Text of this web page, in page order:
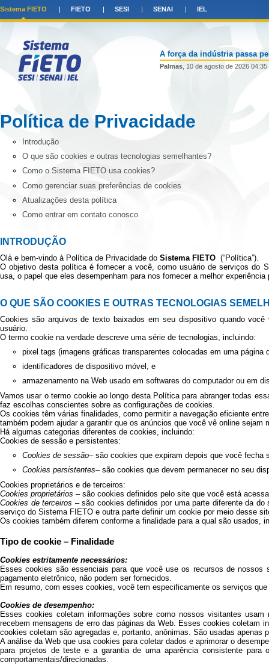
Sistema FIETO FIETO SESI SENAI IEL
A força da indústria passa
Palmas , 10 de agosto de 2026 04:35
Política de Privacidade
Introdução
O que são cookies e outras tecnologias semelhantes?
Como o Sistema FIETO usa cookies?
Como gerenciar suas preferências de cookies
Atualizações desta política
Como entrar em contato conosco
INTRODUÇÃO
Olá e bem-vindo à Política de Privacidade do Sistema FIETO (“Política”).
O objetivo desta política é fornecer a você, como usuário de serviços do
usa, o papel que eles desempenham para nos fornecer a melhor
O QUE SÃO COOKIES E OUTRAS TECNOLOGIAS
Cookies são arquivos de texto baixados em seu dispositivo quando
usuário.
O termo cookie na verdade descreve uma série de tecnologias, incluindo:
pixel tags (imagens gráficas transparentes colocadas em uma
identificadores de dispositivo móvel, e
armazenamento na Web usado em softwares do computador ou em
Vamos usar o termo cookie ao longo desta Política para abranger todas
faz escolhas conscientes sobre as configurações de cookies.
Os cookies têm várias finalidades, como permitir a navegação eficiente
também podem ajudar a garantir que os anúncios que você vê online
Há algumas categorias diferentes de cookies, incluindo:
Cookies de sessão e persistentes:
Cookies de sessão– são cookies que expiram depois que você fecha
Cookies persistentes– são cookies que devem permanecer no seu
Cookies proprietários e de terceiros:
Cookies proprietários – são cookies definidos pelo site que você está
Cookies de terceiros – são cookies definidos por uma parte diferente da
serviço do Sistema FIETO e outra parte definir um cookie por meio desse
Os cookies também diferem conforme a finalidade para a qual são usados,
Tipo de cookie – Finalidade
Cookies estritamente necessários:
Esses cookies são essenciais para que você use os recursos de
pagamento eletrônico, não podem ser fornecidos.
Em resumo, com esses cookies, você tem especificamente os serviços
Cookies de desempenho:
Esses cookies coletam informações sobre como nossos visitantes
recebem mensagens de erro das páginas da Web. Esses cookies coletam
cookies coletam são agregadas e, portanto, anônimas. São usadas apenas
A análise da Web que usa cookies para coletar dados e aprimorar o
para projetos de teste e a garantia de uma aparência consistente
comportamentais/direcionadas.